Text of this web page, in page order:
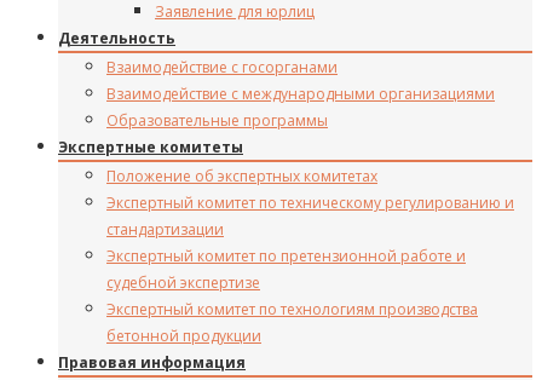
Заявление для юрлиц
Деятельность
Взаимодействие с госорганами
Взаимодействие с международными организациями
Образовательные программы
Экспертные комитеты
Положение об экспертных комитетах
Экспертный комитет по техническому регулированию и
стандартизации
Экспертный комитет по претензионной работе и
судебной экспертизе
Экспертный комитет по технологиям производства
бетонной продукции
Правовая информация